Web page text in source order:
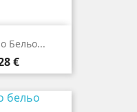
Бельо...
€